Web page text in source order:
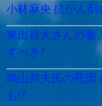
小林麻央 抗がん
東出昌大さんの妻
すべき?
鳩山邦夫氏の死因
も!?